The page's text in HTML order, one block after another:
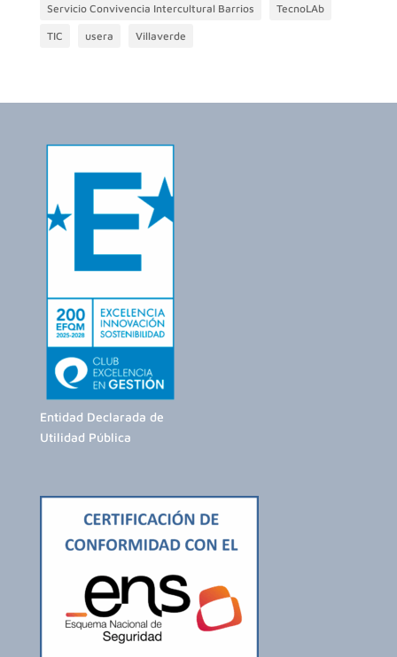
Servicio Convivencia Intercultural Barrios TecnoLAb
TIC usera Villaverde
Entidad Declarada de
Utilidad Pública